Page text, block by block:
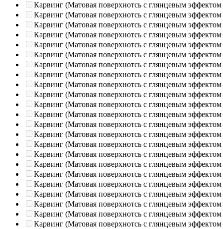
Карвинг (Матовая поверхнотсь с глянцевым эффектом
Карвинг (Матовая поверхнотсь с глянцевым эффектом
Карвинг (Матовая поверхнотсь с глянцевым эффектом
Карвинг (Матовая поверхнотсь с глянцевым эффектом
Карвинг (Матовая поверхнотсь с глянцевым эффектом
Карвинг (Матовая поверхнотсь с глянцевым эффектом
Карвинг (Матовая поверхнотсь с глянцевым эффектом
Карвинг (Матовая поверхнотсь с глянцевым эффектом
Карвинг (Матовая поверхнотсь с глянцевым эффектом
Карвинг (Матовая поверхнотсь с глянцевым эффектом
Карвинг (Матовая поверхнотсь с глянцевым эффектом
Карвинг (Матовая поверхнотсь с глянцевым эффектом
Карвинг (Матовая поверхнотсь с глянцевым эффектом
Карвинг (Матовая поверхнотсь с глянцевым эффектом
Карвинг (Матовая поверхнотсь с глянцевым эффектом
Карвинг (Матовая поверхнотсь с глянцевым эффектом
Карвинг (Матовая поверхнотсь с глянцевым эффектом
Карвинг (Матовая поверхнотсь с глянцевым эффектом
Карвинг (Матовая поверхнотсь с глянцевым эффектом
Карвинг (Матовая поверхнотсь с глянцевым эффектом
Карвинг (Матовая поверхнотсь с глянцевым эффектом
Карвинг (Матовая поверхнотсь с глянцевым эффектом
Карвинг (Матовая поверхнотсь с глянцевым эффектом